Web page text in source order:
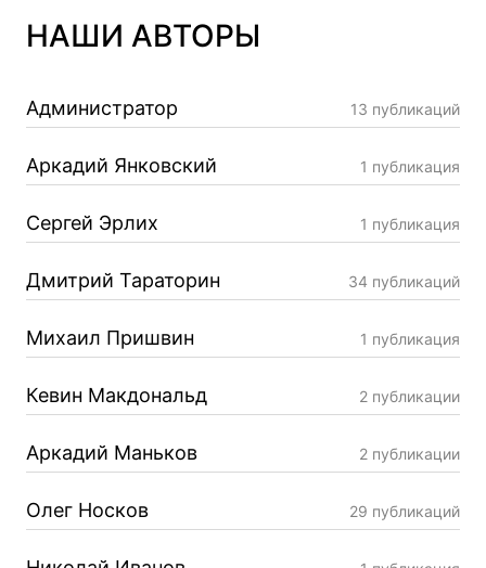
НАШИ АВТОРЫ
Администратор 13 публикаций
Аркадий Янковский 1 публикация
Сергей Эрлих 1 публикация
Дмитрий Тараторин 34 публикаций
Михаил Пришвин 1 публикация
Кевин Макдональд 2 публикации
Аркадий Маньков 2 публикации
Олег Носков 29 публикаций